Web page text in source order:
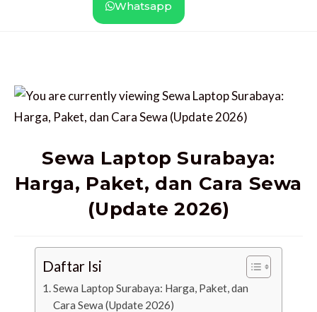
Whatsapp
Sewa Laptop Surabaya:
Harga, Paket, dan Cara Sewa
(Update 2026)
Daftar Isi
Sewa Laptop Surabaya: Harga, Paket, dan
Cara Sewa (Update 2026)